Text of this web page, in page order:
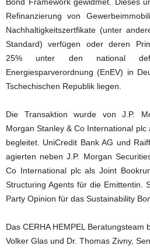
Bond Framework gewidmet. Dieses
Refinanzierung von
Nachhaltigkeitszertfikate (unter
Standard) verfügen oder deren
25% unter den national
Energiesparverordnung (EnEV) in
Tschechischen Republik liegen.
Die Transaktion wurde von J.P.
Morgan Stanley & Co International
begleitet. UniCredit Bank AG und
agierten neben J.P. Morgan
Co International plc als Joint
Structuring Agents für die Emittentin.
Party Opinion für das Sustainability
Das CERHA HEMPEL Beratungsteam
Volker Glas und Dr. Thomas Zivny,